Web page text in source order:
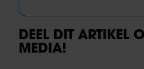
DEEL DIT ARTIKEL
MEDIA!